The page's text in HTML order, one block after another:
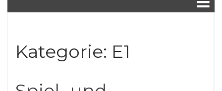
Kategorie: E1